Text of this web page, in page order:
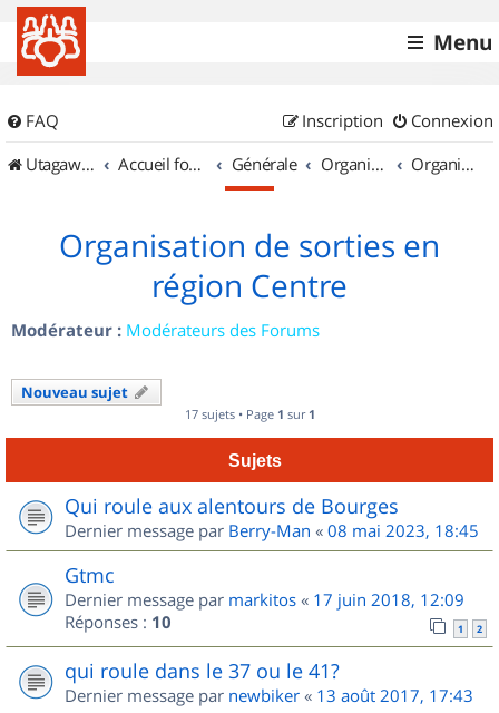
Menu
FAQ Connexion
Inscription
UtagawaVTT (Randos VTT et VTTAE avec traces GPS)
Accueil forum Générale Organisation de sorties & Recherche de partenaires Organisation de sorties en région Centre
Organisation de sorties en
région Centre
Modérateur : Modérateurs des Forums
Nouveau sujet
17 sujets • Page 1 sur 1
Sujets
Qui roule aux alentours de Bourges
Dernier message par Berry-Man « 08 mai 2023, 18:45
Gtmc
Dernier message par markitos « 17 juin 2018, 12:09
Réponses : 10 1 2
qui roule dans le 37 ou le 41?
Dernier message par newbiker « 13 août 2017, 17:43